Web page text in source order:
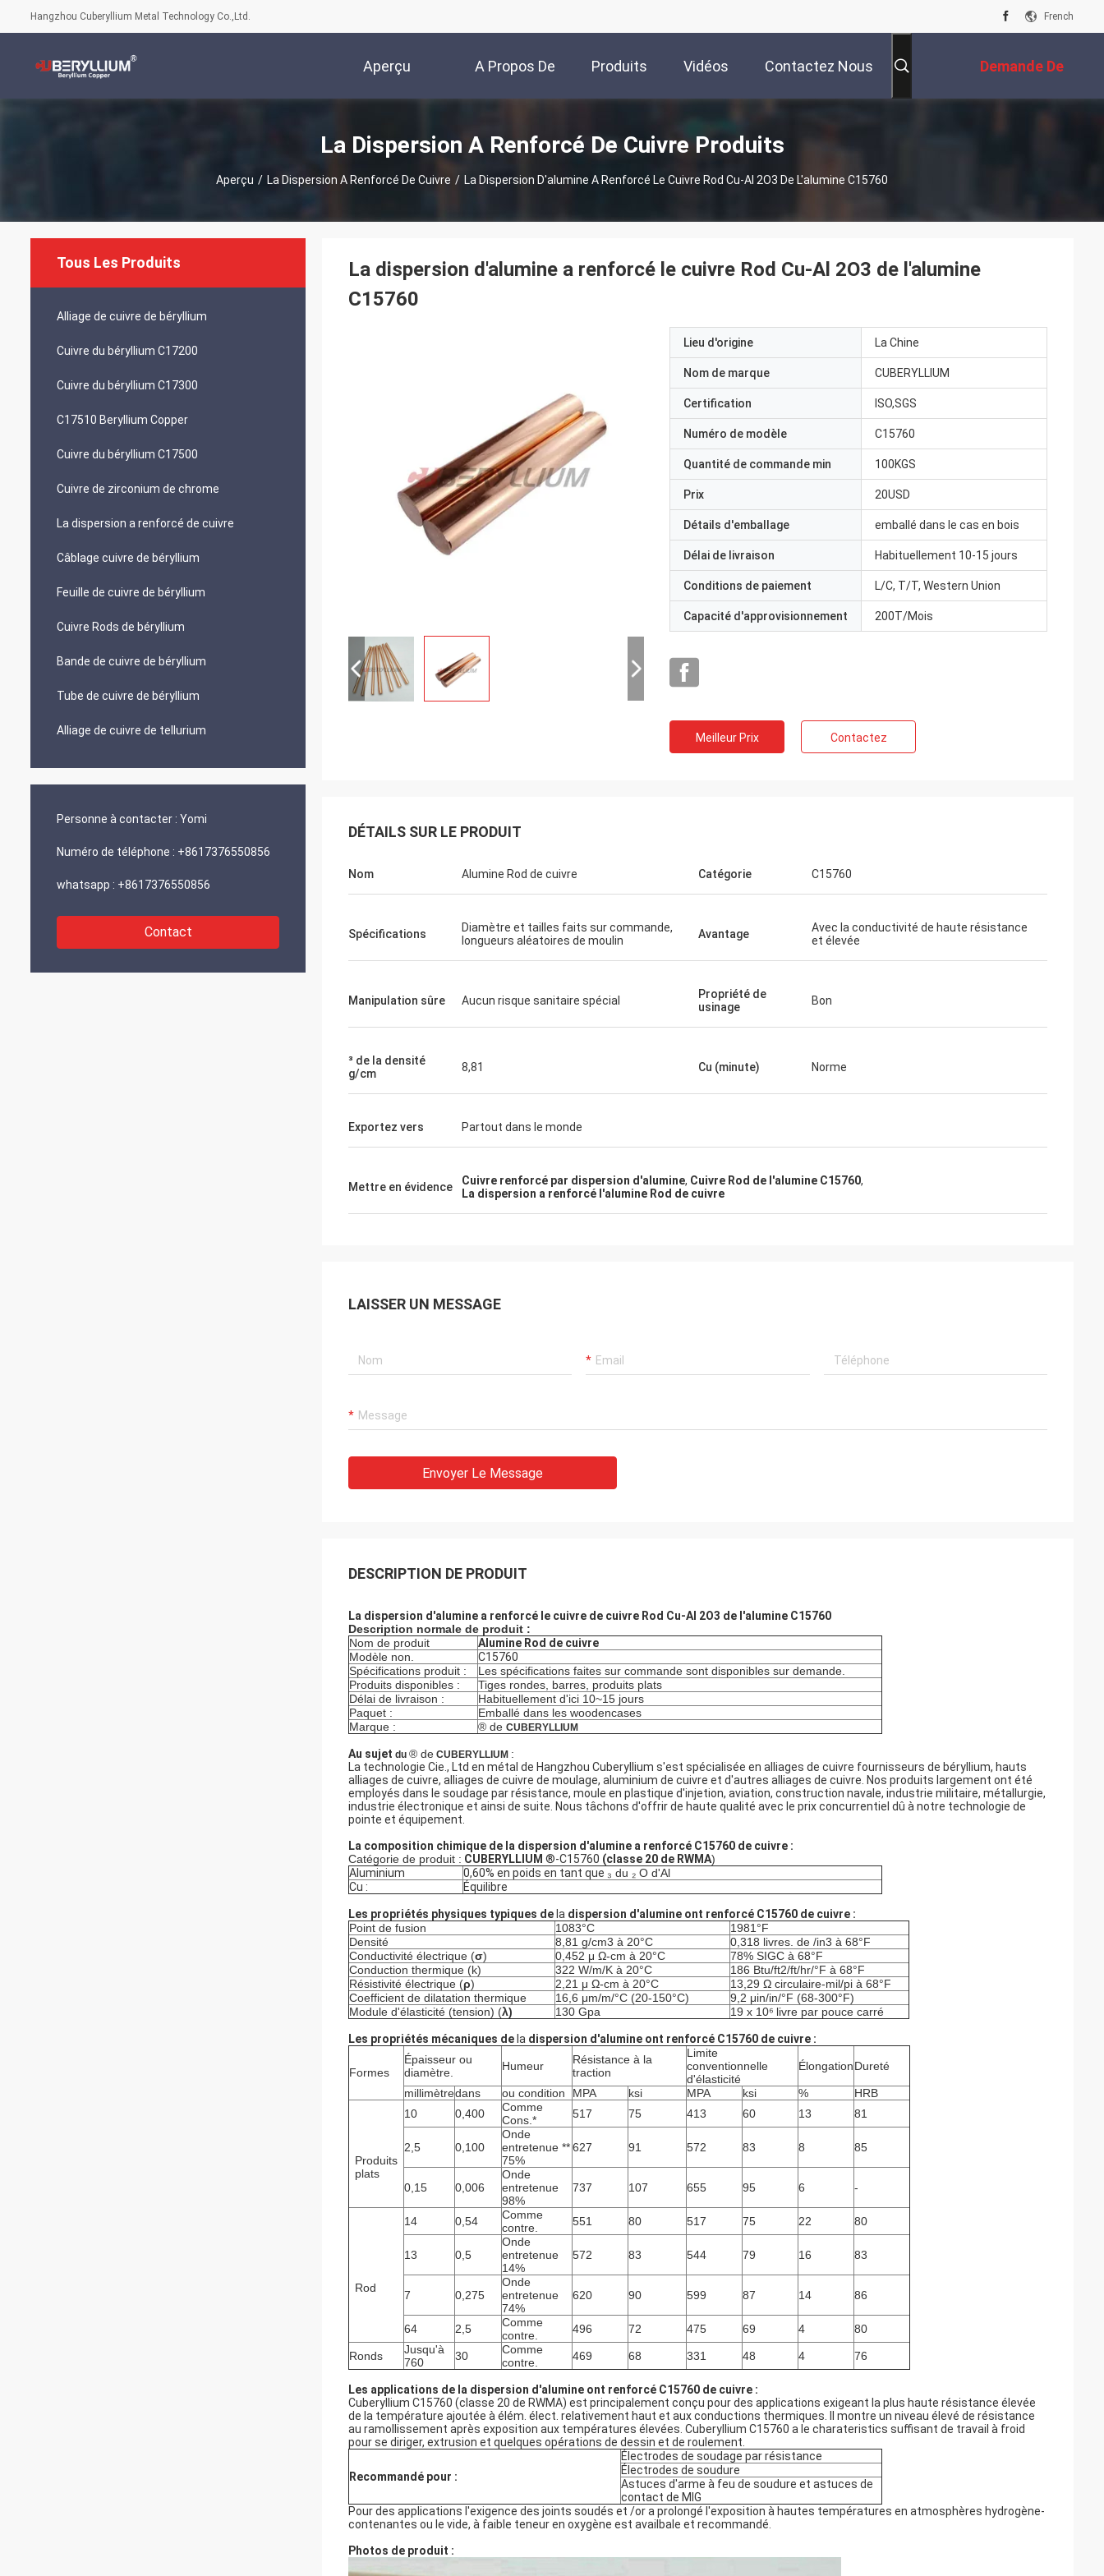
Hangzhou Cuberyllium Metal Technology Co.,Ltd. French
Aperçu A Propos De
Nous
Produits Vidéos Contactez Nous Demande De
Soumission
La Dispersion A Renforcé De Cuivre Produits
Aperçu / La Dispersion A Renforcé De Cuivre / La Dispersion D'alumine A Renforcé Le Cuivre Rod Cu-Al 2O3 De L'alumine C15760
Tous Les Produits
Alliage de cuivre de béryllium
Cuivre du béryllium C17200
Cuivre du béryllium C17300
C17510 Beryllium Copper
Cuivre du béryllium C17500
Cuivre de zirconium de chrome
La dispersion a renforcé de cuivre
Câblage cuivre de béryllium
Feuille de cuivre de béryllium
Cuivre Rods de béryllium
Bande de cuivre de béryllium
Tube de cuivre de béryllium
Alliage de cuivre de tellurium
Personne à contacter : Yomi
Numéro de téléphone : +8617376550856
whatsapp : +8617376550856
Contact
La dispersion d'alumine a renforcé le cuivre Rod Cu-Al 2O3 de l'alumine
C15760
Lieu d'origine La Chine
Nom de marque CUBERYLLIUM
Certification ISO,SGS
Numéro de modèle C15760
Quantité de commande min 100KGS
Prix 20USD
Détails d'emballage emballé dans le cas en bois
Délai de livraison Habituellement 10-15 jours
Conditions de paiement L/C, T/T, Western Union
Capacité d'approvisionnement 200T/Mois
Meilleur Prix Contactez
DÉTAILS SUR LE PRODUIT
Nom Alumine Rod de cuivre Catégorie C15760
Spécifications
Diamètre et tailles faits sur commande,
longueurs aléatoires de moulin
Avantage
Avec la conductivité de haute résistance
et élevée
Manipulation sûre Aucun risque sanitaire spécial
Propriété de
usinage
Bon
³ de la densité
g/cm
8,81 Cu (minute) Norme
Exportez vers Partout dans le monde
Mettre en évidence Cuivre renforcé par dispersion d'alumine, Cuivre Rod de l'alumine C15760,
La dispersion a renforcé l'alumine Rod de cuivre
LAISSER UN MESSAGE
Envoyer Le Message
DESCRIPTION DE PRODUIT
La dispersion d'alumine a renforcé le cuivre de cuivre Rod Cu-Al 2O3 de l'alumine C15760
Description normale de produit :
Nom de produit
Alumine Rod de cuivre
Modèle non.
C15760
Spécifications produit :
Les spécifications faites sur commande sont disponibles sur demande.
Produits disponibles :
Tiges rondes, barres, produits plats
Délai de livraison :
Habituellement d'ici 10~15 jours
Paquet :
Emballé dans les woodencases
Marque :
® de CUBERYLLIUM
Au sujet du ® de CUBERYLLIUM :
La technologie Cie., Ltd en métal de Hangzhou Cuberyllium s'est spécialisée en alliages de cuivre fournisseurs de béryllium, hauts
alliages de cuivre, alliages de cuivre de moulage, aluminium de cuivre et d'autres alliages de cuivre. Nos produits largement ont été
employés dans le soudage par résistance, moule en plastique d'injetion, aviation, construction navale, industrie militaire, métallurgie,
industrie électronique et ainsi de suite. Nous tâchons d'offrir de haute qualité avec le prix concurrentiel dû à notre technologie de
pointe et équipement.
La composition chimique de la dispersion d'alumine a renforcé C15760 de cuivre :
Catégorie de produit : CUBERYLLIUM ®-C15760 (classe 20 de RWMA)
Aluminium
0,60% en poids en tant que ₃ du ₂ O d'Al
Cu :
Équilibre
Les propriétés physiques typiques de la dispersion d'alumine ont renforcé C15760 de cuivre :
Point de fusion
1083°C
1981°F
Densité
8,81 g/cm3 à 20°C
0,318 livres. de /in3 à 68°F
Conductivité électrique (σ) 0,452 μ Ω-cm à 20°C
78% SIGC à 68°F
Conduction thermique (k) 322 W/m/K à 20°C
186 Btu/ft2/ft/hr/°F à 68°F
Résistivité électrique (ρ) 2,21 μ Ω-cm à 20°C
13,29 Ω circulaire-mil/pi à 68°F
Coefficient de dilatation thermique
16,6 μm/m/°C (20-150°C)
9,2 μin/in/°F (68-300°F)
Module d'élasticité (tension) (λ) 130 Gpa 19 x 10⁶ livre par pouce carré
Les propriétés mécaniques de la dispersion d'alumine ont renforcé C15760 de cuivre :
Formes
Épaisseur ou
diamètre.
Humeur
Résistance à la
traction
Limite
conventionnelle
d'élasticité
ÉlongationDureté
millimètredans ou condition MPA ksi MPA ksi % HRB
Produits
plats
10 0,400
Comme
Cons.*
517 75 413 60 13 81
2,5 0,100
Onde
entretenue **
75%
627 91 572 83 8 85
0,15 0,006
Onde
entretenue
98%
737 107 655 95 6 -
Rod
14 0,54
Comme
contre.
551 80 517 75 22 80
13 0,5
Onde
entretenue
14%
572 83 544 79 16 83
7 0,275
Onde
entretenue
74%
620 90 599 87 14 86
64 2,5
Comme
contre.
496 72 475 69 4 80
Ronds
Jusqu'à
760
30
Comme
contre.
469 68 331 48 4 76
Les applications de la dispersion d'alumine ont renforcé C15760 de cuivre :
Cuberyllium C15760 (classe 20 de RWMA) est principalement conçu pour des applications exigeant la plus haute résistance élevée
de la température ajoutée à élém. élect. relativement haut et aux conductions thermiques. Il montre un niveau élevé de résistance
au ramollissement après exposition aux températures élevées. Cuberyllium C15760 a le charateristics suffisant de travail à froid
pour se diriger, extrusion et quelques opérations de dessin et de roulement.
Recommandé pour :
Électrodes de soudage par résistance
Électrodes de soudure
Astuces d'arme à feu de soudure et astuces de
contact de MIG
Pour des applications l'exigence des joints soudés et /or a prolongé l'exposition à hautes températures en atmosphères hydrogène-
contenantes ou le vide, à faible teneur en oxygène est availbale et recommandé.
Photos de produit :